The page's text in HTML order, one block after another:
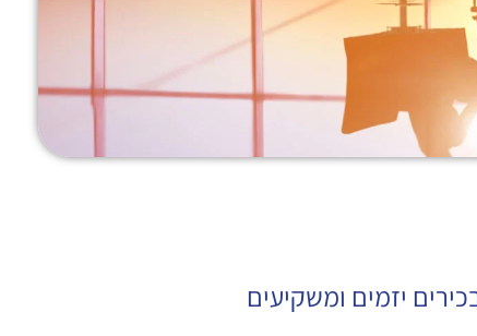
יזמים ומשקיעים